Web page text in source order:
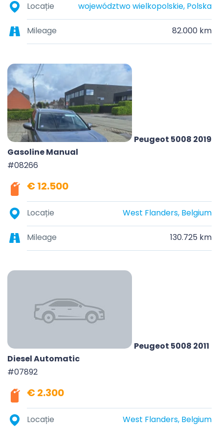
Locație województwo wielkopolskie, Polska
Mileage 82.000 km
Peugeot 5008 2019
Gasoline Manual
#08266
€ 12.500
Locație West Flanders, Belgium
Mileage 130.725 km
Peugeot 5008 2011
Diesel Automatic
#07892
€ 2.300
Locație West Flanders, Belgium